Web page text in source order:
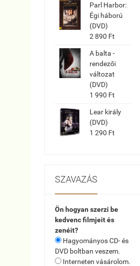
Parl Harbor:
Égi háború
(DVD)
2 890 Ft
A balta -
rendezői
változat
(DVD)
1 990 Ft
Lear király
(DVD)
1 290 Ft
SZAVAZÁS
Ön hogyan szerzi be
kedvenc filmjeit és
zenéit?
Hagyományos CD- és
DVD boltban veszem.
Interneten vásárolom.